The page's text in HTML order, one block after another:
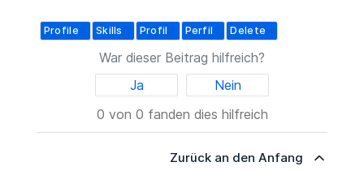
Profile Skills Profil Perfil Delete
War dieser Beitrag hilfreich?
Ja
Nein
0 von 0 fanden dies hilfreich
Zurück an den Anfang